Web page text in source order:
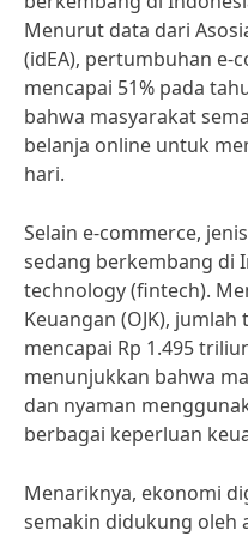
Menurut data dari
(idEA), pertumbuhan e-
mencapai 51% pada
bahwa masyarakat
belanja online untuk
hari.
Selain e-commerce,
sedang berkembang di
technology (fintech).
Keuangan (OJK),
mencapai Rp 1.495
menunjukkan bahwa
dan nyaman
berbagai keperluan
Menariknya, ekonomi
semakin didukung oleh